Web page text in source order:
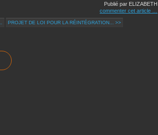
Publié par ELIZABETH
commenter cet article
PROJET DE LOI POUR LA RÉINTÉGRATION... >>